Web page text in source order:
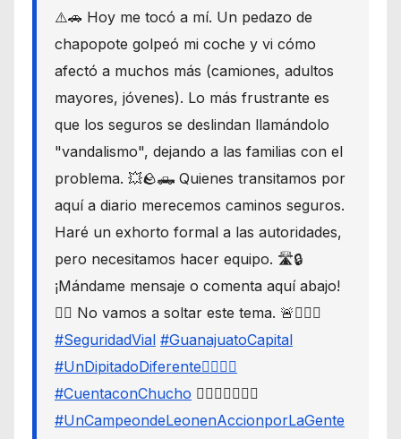
⚠️🚗 Hoy me tocó a mí. Un pedazo de
chapopote golpeó mi coche y vi cómo
afectó a muchos más (camiones, adultos
mayores, jóvenes). Lo más frustrante es
que los seguros se deslindan llamándolo
"vandalismo", dejando a las familias con el
problema. 💥🪨🛻 Quienes transitamos por
aquí a diario merecemos caminos seguros.
Haré un exhorto formal a las autoridades,
pero necesitamos hacer equipo. 🛣️🔒
¡Mándame mensaje o comenta aquí abajo!
👇🏼 No vamos a soltar este tema. 🚨🙋🏾‍♂️
#SeguridadVial #GuanajuatoCapital
#UnDipitadoDiferente🙋🏽‍♂️⚖️
#CuentaconChucho 🙋🏾‍♂️✌🏾☝🏾
#UnCampeondeLeonenAccionporLaGente